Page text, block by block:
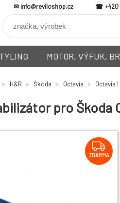
info@reviloshop.cz +420
MOTOR, VÝFUK,
H&R Škoda Octavia Octavia
pro Škoda
ZDARMA